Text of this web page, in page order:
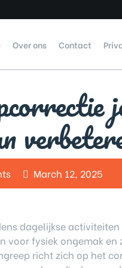
Over ons Contact
March 12, 2025
dagelijkse
voor fysiek ongemak
richt zich op het